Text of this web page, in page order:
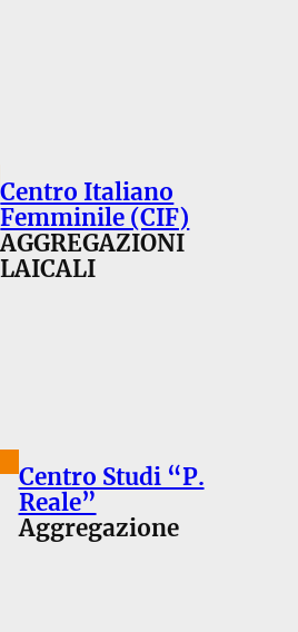
Centro Italiano
Femminile (CIF)
AGGREGAZIONI
LAICALI
Centro Studi “P.
Reale”
Aggregazione